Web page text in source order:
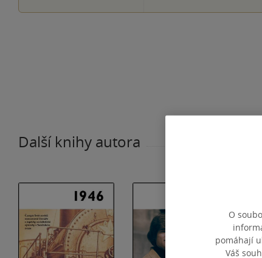
Další knihy autora
O
pomáhají
Váš